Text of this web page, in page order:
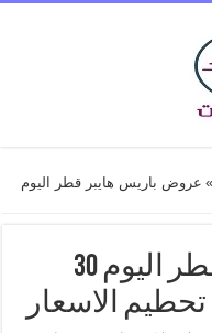
» عروض باريس هايبر قطر اليوم
عروض باريس هايبر قطر اليوم 30